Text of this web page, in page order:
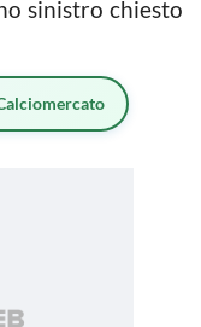
sinistro chiesto